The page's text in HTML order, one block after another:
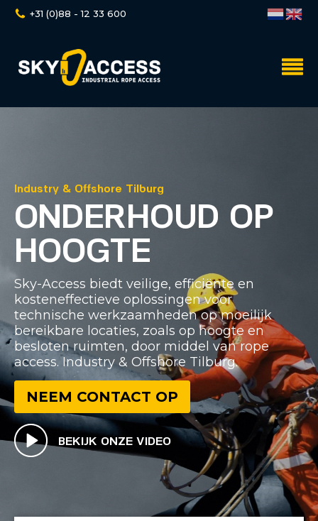
+31 (0)88 - 12 33 600
Industry & Offshore Tilburg
ONDERHOUD OP
HOOGTE
Sky-Access biedt veilige, efficiënte en
kosteneffectieve oplossingen voor
technische werkzaamheden op moeilijk
bereikbare locaties, zoals op hoogte en
besloten ruimten, door middel van rope
access. Industry & Offshore Tilburg.
NEEM CONTACT OP
BEKIJK ONZE VIDEO